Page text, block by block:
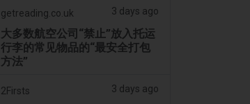
getreading.co.uk 3 days ago
大多数航空公司“禁止”放入托运
行李的常见物品的“最安全打包
方法”
2Firsts 3 days ago